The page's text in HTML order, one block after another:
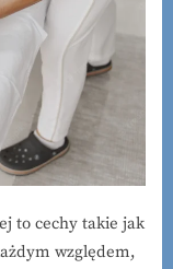
to cechy takie jak
względem,